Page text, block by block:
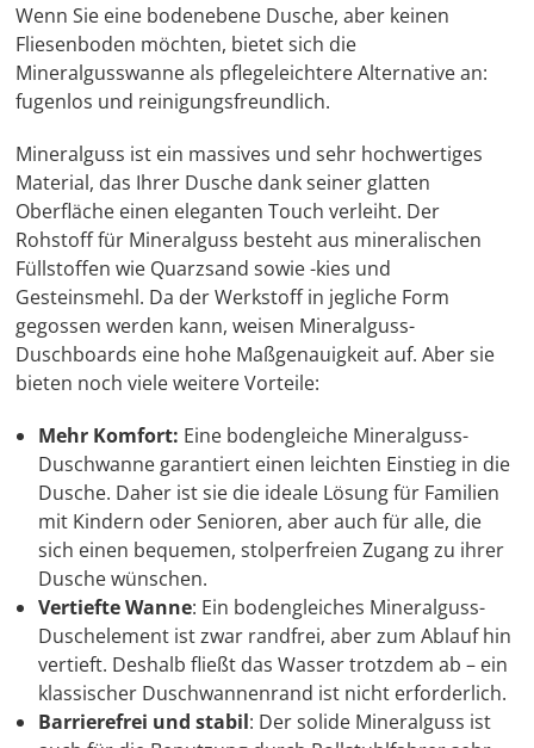
Wenn Sie eine bodenebene Dusche, aber keinen
Fliesenboden möchten, bietet sich die
Mineralgusswanne als pflegeleichtere Alternative an:
fugenlos und reinigungsfreundlich.
Mineralguss ist ein massives und sehr hochwertiges
Material, das Ihrer Dusche dank seiner glatten
Oberfläche einen eleganten Touch verleiht. Der
Rohstoff für Mineralguss besteht aus mineralischen
Füllstoffen wie Quarzsand sowie -kies und
Gesteinsmehl. Da der Werkstoff in jegliche Form
gegossen werden kann, weisen Mineralguss-
Duschboards eine hohe Maßgenauigkeit auf. Aber sie
bieten noch viele weitere Vorteile:
Mehr Komfort: Eine bodengleiche Mineralguss-
Duschwanne garantiert einen leichten Einstieg in die
Dusche. Daher ist sie die ideale Lösung für Familien
mit Kindern oder Senioren, aber auch für alle, die
sich einen bequemen, stolperfreien Zugang zu ihrer
Dusche wünschen.
Vertiefte Wanne: Ein bodengleiches Mineralguss-
Duschelement ist zwar randfrei, aber zum Ablauf hin
vertieft. Deshalb fließt das Wasser trotzdem ab – ein
klassischer Duschwannenrand ist nicht erforderlich.
Barrierefrei und stabil: Der solide Mineralguss ist